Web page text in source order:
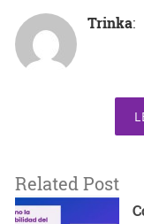
Trinka:
Related Post